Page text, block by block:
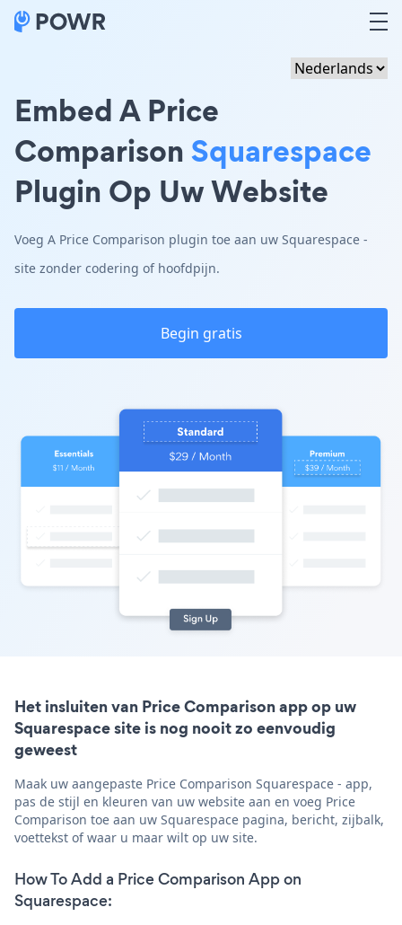
Embed A Price
ComparisonSquarespace
Plugin Op Uw Website
Voeg A Price Comparison plugin toe aan uw Squarespace -
site zonder codering of hoofdpijn.
Begin gratis
Het insluiten van Price Comparison app op uw
Squarespace site is nog nooit zo eenvoudig
geweest
Maak uw aangepaste Price Comparison Squarespace - app,
pas de stijl en kleuren van uw website aan en voeg Price
Comparison toe aan uw Squarespace pagina, bericht, zijbalk,
voettekst of waar u maar wilt op uw site.
How To Add a Price Comparison App on
Squarespace: